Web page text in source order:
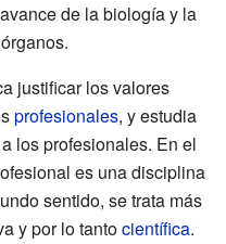
de la biología y la
justificar los valores
profesionales, y estudia
los profesionales. En el
es una disciplina
sentido, se trata más
y por lo tantocientífica.